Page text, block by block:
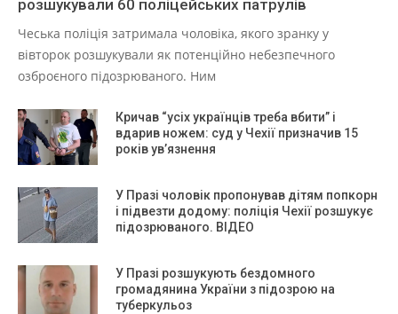
розшукували 60 поліцейських патрулів
Чеська поліція затримала чоловіка, якого зранку у
вівторок розшукували як потенційно небезпечного
озброєного підозрюваного. Ним
Кричав “усіх українців треба вбити” і
вдарив ножем: суд у Чехії призначив 15
років ув’язнення
У Празі чоловік пропонував дітям попкорн
і підвезти додому: поліція Чехії розшукує
підозрюваного. ВІДЕО
У Празі розшукують бездомного
громадянина України з підозрою на
туберкульоз